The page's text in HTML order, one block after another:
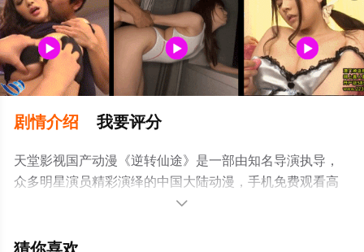
剧情介绍 我要评分
天堂影视国产动漫《逆转仙途》是一部由知名导演执导，
众多明星演员精彩演绎的中国大陆动漫，手机免费观看高
清无删减完整版动漫全集就上天堂电影网，更多相关信息
